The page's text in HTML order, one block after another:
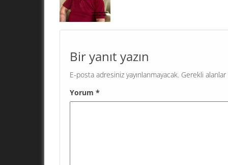
adalet, demokrasi talep eden emek ve meslek
1 Mayıs’ta ses yükseltmek için Kadıköy
Bir yanıt yazın
E-posta adresiniz yayınlanmayacak. Gerekli alanlar
Yorum *